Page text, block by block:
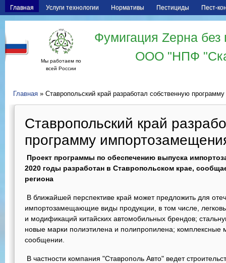
Главная Услуги технологии Нормативы Пестициды Пест-
Мы работаем по
всей России
Фумигация Zерна
ООО "НПФ
Главная » Ставропольский край разработал собственную
Ставропольский край
программу
Проект программы по обеспечению выпуска
2020 годы разработан в Ставропольском крае,
региона
В ближайшей перспективе край может предложить для
импортозамещающие виды продукции, в том числе,
и модификаций китайских автомобильных брендов;
новые марки полиэтилена и полипропилена; комплексные
сообщении.
В частности компания "Ставрополь Авто" ведет